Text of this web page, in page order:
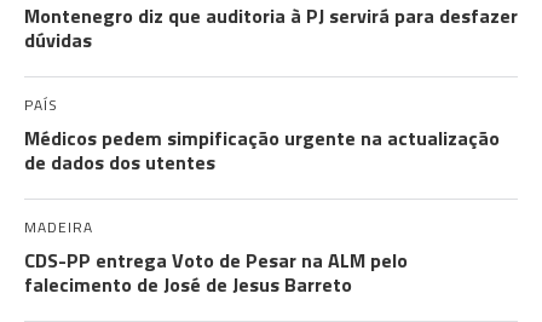
Montenegro diz que auditoria à PJ servirá para desfazer
dúvidas
PAÍS
Médicos pedem simpificação urgente na actualização
de dados dos utentes
MADEIRA
CDS-PP entrega Voto de Pesar na ALM pelo
falecimento de José de Jesus Barreto